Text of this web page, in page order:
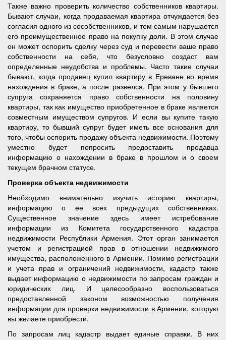
Также важно проверить количество собственников квартиры.
Бывают случаи, когда продаваемая квартира отчуждается без
согласия одного из сособственников, и тем самым нарушается
его преимущественное право на покупку доли. В этом случае
он может оспорить сделку через суд и перевести ваше право
собственности на себя, что безусловно создаст вам
определенные неудобства и проблемы. Часто такие случаи
бывают, когда продавец купил квартиру в Ереване во время
нахождения в браке, а после развелся. При этом у бывшего
супруга сохраняется право собственности на половину
квартиры, так как имущество приобретенное в браке является
совместным имуществом супругов. И если вы купите такую
квартиру, то бывший супруг будет иметь все основания для
того, чтобы оспорить продажу объекта недвижимости. Поэтому
уместно будет попросить предоставить продавца
информацию о нахождении в браке в прошлом и о своем
текущем брачном статусе.
Проверка объекта недвижимости
Необходимо внимательно изучить историю квартиры,
информацию о ее всех предыдущих собственниках.
Существенное значение здесь имеет истребование
информации из Комитета государственного кадастра
недвижимости Республики Армения. Этот орган занимается
учетом и регистрацией прав в отношении недвижимого
имущества, расположенного в Армении. Помимо регистрации
и учета прав и ограничений недвижимости, кадастр также
выдает информацию о недвижимости по запросам граждан и
юридических лиц. И целесообразно воспользоваться
предоставленной законом возможностью получения
информации для проверки недвижимости в Армении, которую
вы желаете приобрести.
По запросам лиц кадастр выдает единые справки. В них